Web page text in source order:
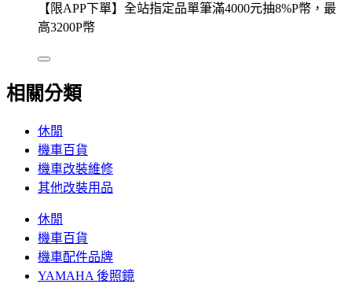
【限APP下單】全站指定品單筆滿4000元抽8%P幣，最
高3200P幣
相關分類
休閒
機車百貨
機車改裝維修
其他改裝用品
休閒
機車百貨
機車配件品牌
YAMAHA 後照鏡